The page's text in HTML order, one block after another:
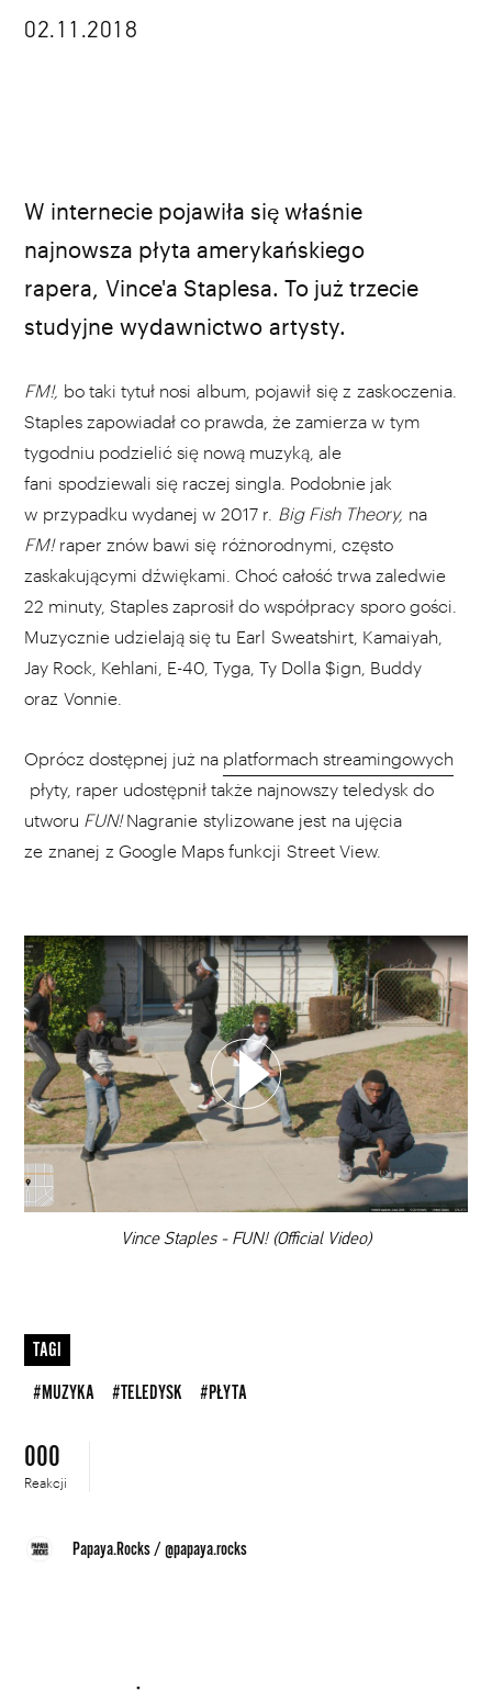
02.11.2018
W internecie pojawiła się właśnie
najnowsza płyta amerykańskiego
rapera, Vince'a Staplesa. To już trzecie
studyjne wydawnictwo artysty.
FM!, bo taki tytuł nosi album, pojawił się z zaskoczenia.
Staples zapowiadał co prawda, że zamierza w tym
tygodniu podzielić się nową muzyką, ale
fani spodziewali się raczej singla. Podobnie jak
w przypadku wydanej w 2017 r. Big Fish Theory, na
FM! raper znów bawi się różnorodnymi, często
zaskakującymi dźwiękami. Choć całość trwa zaledwie
22 minuty, Staples zaprosił do współpracy sporo gości.
Muzycznie udzielają się tu Earl Sweatshirt, Kamaiyah,
Jay Rock, Kehlani, E-40, Tyga, Ty Dolla $ign, Buddy
oraz Vonnie.
Oprócz dostępnej już na platformach streamingowych
płyty, raper udostępnił także najnowszy teledysk do
utworu FUN!Nagranie stylizowane jest na ujęcia
ze znanej z Google Maps funkcji Street View.
00:00Vince Staples - FUN! (Official Video)
WYBIERZ SWOJĄ PLAYLISTĘ
DODAJ TEN FILM DO PLAYLISTY
TAGI
#MUZYKA #TELEDYSK #PŁYTA
000
Reakcji
Papaya.Rocks /@papaya.rocks